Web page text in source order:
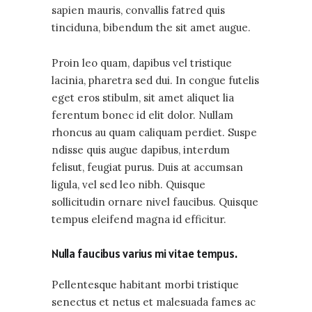
sapien mauris, convallis fatred quis
tinciduna, bibendum the sit amet augue.
Proin leo quam, dapibus vel tristique
lacinia, pharetra sed dui. In congue futelis
eget eros stibulm, sit amet aliquet lia
ferentum bonec id elit dolor. Nullam
rhoncus au quam caliquam perdiet. Suspe
ndisse quis augue dapibus, interdum
felisut, feugiat purus. Duis at accumsan
ligula, vel sed leo nibh. Quisque
sollicitudin ornare nivel faucibus. Quisque
tempus eleifend magna id efficitur.
Nulla faucibus varius mi vitae tempus.
Pellentesque habitant morbi tristique
senectus et netus et malesuada fames ac